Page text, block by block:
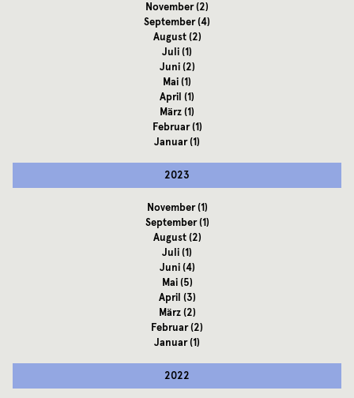
November(2)
September(4)
August(2)
Juli(1)
Juni(2)
Mai(1)
April (1)
März(1)
Februar(1)
Januar(1)
2023
November(1)
September(1)
August(2)
Juli(1)
Juni(4)
Mai(5)
April (3)
März(2)
Februar(2)
Januar(1)
2022